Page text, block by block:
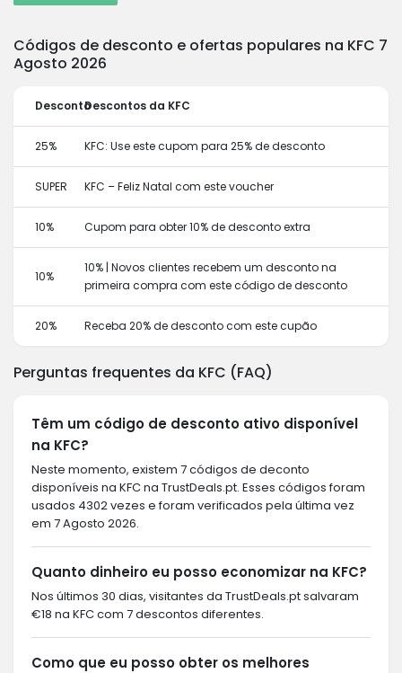
Códigos de desconto e ofertas populares na KFC 7
Agosto 2026
DescontoDescontos da KFC
25% KFC: Use este cupom para 25% de desconto
SUPER KFC – Feliz Natal com este voucher
10% Cupom para obter 10% de desconto extra
10%
10% | Novos clientes recebem um desconto na
primeira compra com este código de desconto
20% Receba 20% de desconto com este cupão
Perguntas frequentes da KFC (FAQ)
Têm um código de desconto ativo disponível
na KFC?
Neste momento, existem 7 códigos de deconto
disponíveis na KFC na TrustDeals.pt. Esses códigos foram
usados 4302 vezes e foram verificados pela última vez
em 7 Agosto 2026.
Quanto dinheiro eu posso economizar na KFC?
Nos últimos 30 dias, visitantes da TrustDeals.pt salvaram
€18 na KFC com 7 descontos diferentes.
Como que eu posso obter os melhores